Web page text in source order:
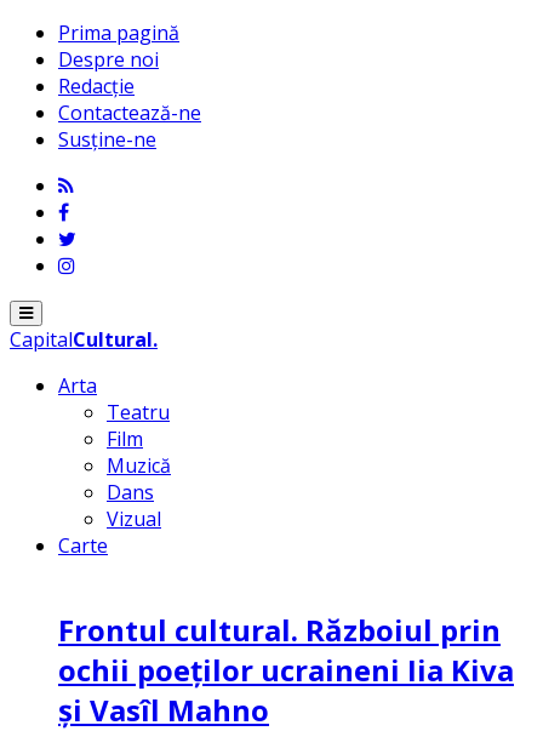
Prima pagină
Despre noi
Redacție
Contactează-ne
Susține-ne
Menu
CapitalCultural.
Arta
Teatru
Film
Muzică
Dans
Vizual
Carte
Frontul cultural. Războiul prin
ochii poeților ucraineni Iia Kiva
și Vasîl Mahno